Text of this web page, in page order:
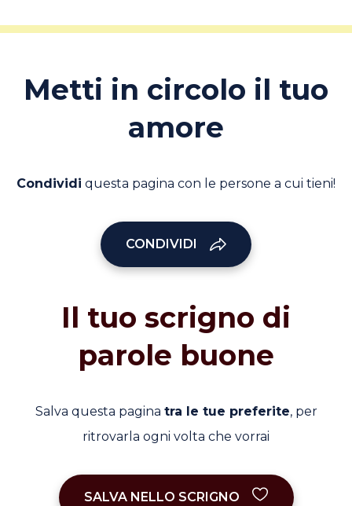
Metti in circolo il tuo
amore
Condividi questa pagina con le persone a cui tieni!
CONDIVIDI
Il tuo scrigno di
parole buone
Salva questa pagina tra le tue preferite, per
ritrovarla ogni volta che vorrai
SALVA NELLO SCRIGNO